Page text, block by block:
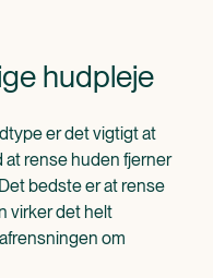
hudpleje
er det vigtigt at
at rense huden fjerner
bedste er at rense
virker det helt
om